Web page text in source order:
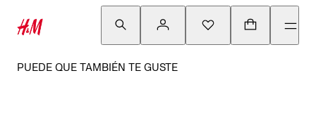
PUEDE QUE TAMBIÉN TE GUSTE